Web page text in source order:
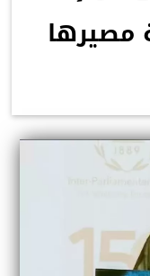
مصيرها